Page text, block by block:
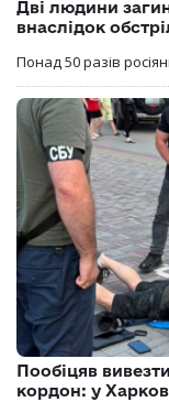
Дві людини
внаслідок
Понад 50 разів
Пообіцяв
кордон: у